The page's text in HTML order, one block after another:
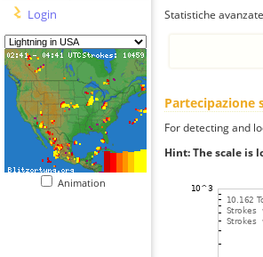
Login
Animation
Statistiche
Partecipazione
For detecting and
Hint: The scale is